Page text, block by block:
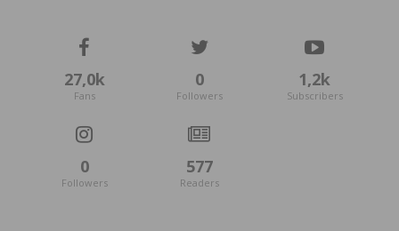
27,0k
Fans
0
Followers
1,2k
Subscribers
0
Followers
577
Readers